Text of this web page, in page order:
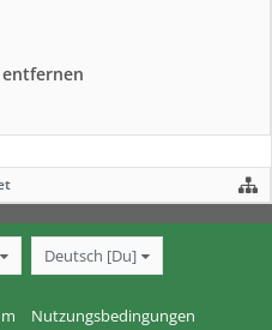
Deutsch [Du]
Nutzungsbedingungen